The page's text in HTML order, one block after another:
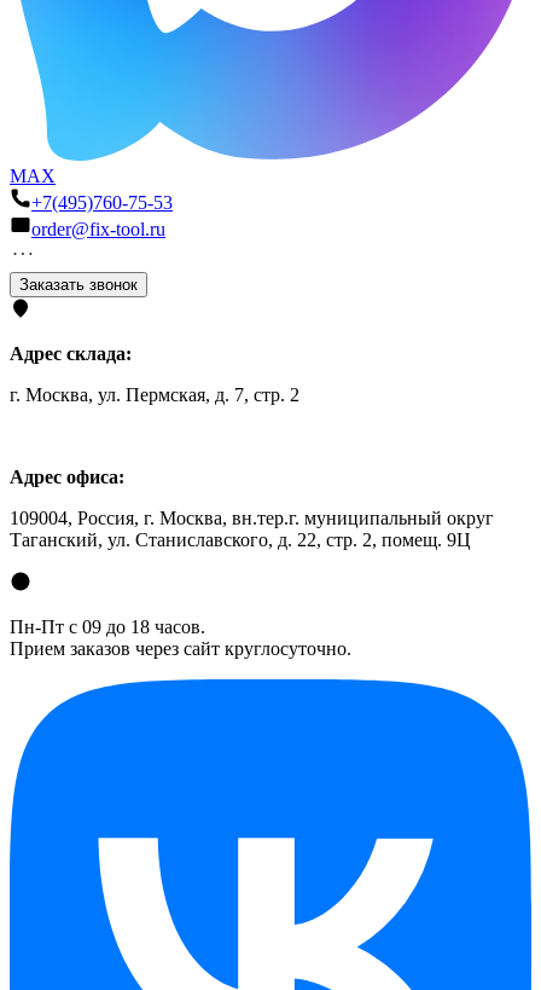
MAX
+7(495)760-75-53
order@fix-tool.ru
Заказать звонок
Адрес склада:
г. Москва, ул. Пермская, д. 7, стр. 2
Адрес офиса:
109004, Россия, г. Москва, вн.тер.г. муниципальный округ
Таганский, ул. Станиславского, д. 22, стр. 2, помещ. 9Ц
Пн-Пт с 09 до 18 часов.
Прием заказов через сайт круглосуточно.